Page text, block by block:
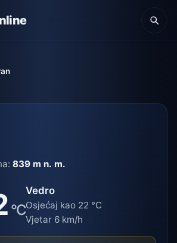
839 m n. m.
°C
Vedro
Osjećaj kao 22 °C
Vjetar 6 km/h